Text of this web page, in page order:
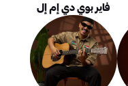
فاير بوي دي إم إل